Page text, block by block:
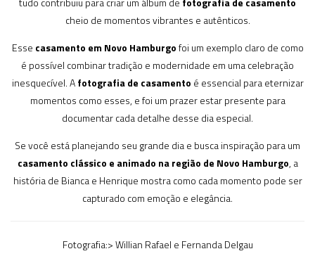
cheio de momentos vibrantes e autênticos.
Esse casamento em Novo Hamburgofoi um exemplo claro de como
é possível combinar tradição e modernidade em uma celebração
inesquecível. Afotografia de casamento é essencial para eternizar
momentos como esses, e foi um prazer estar presente para
documentar cada detalhe desse dia especial.
Se você está planejando seu grande dia e busca inspiração para um
casamento clássico e animado na região de Novo Hamburgo, a
história de Bianca e Henrique mostra como cada momento pode ser
capturado com emoção e elegância.
Fotografia:> Willian Rafael e Fernanda Delgau